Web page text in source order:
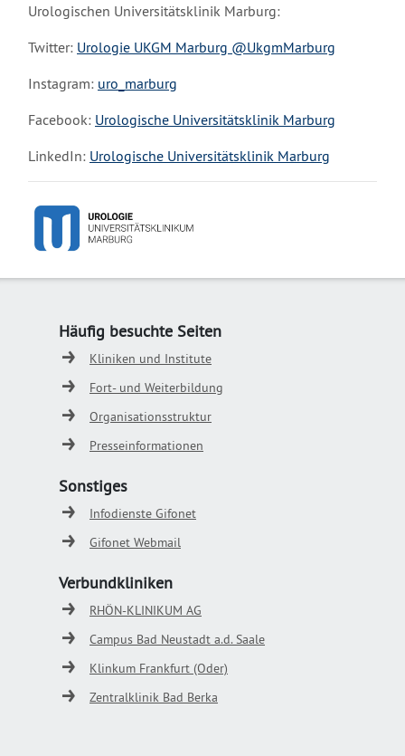
Urologischen Universitätsklinik Marburg:
Twitter: Urologie UKGM Marburg @UkgmMarburg
Instagram: uro_marburg
Facebook: Urologische Universitätsklinik Marburg
LinkedIn: Urologische Universitätsklinik Marburg
Häufig besuchte Seiten
Kliniken und Institute
Fort- und Weiterbildung
Organisationsstruktur
Presseinformationen
Sonstiges
Infodienste Gifonet
Gifonet Webmail
Verbundkliniken
RHÖN-KLINIKUM AG
Campus Bad Neustadt a.d. Saale
Klinkum Frankfurt (Oder)
Zentralklinik Bad Berka